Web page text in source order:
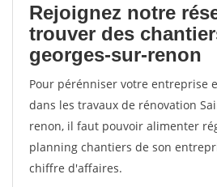
Rejoignez notre
trouver des
georges-sur-renon
Pour pérénniser votre entreprise
dans les travaux de rénovation
renon, il faut pouvoir alimenter
planning chantiers de son
chiffre d'affaires.